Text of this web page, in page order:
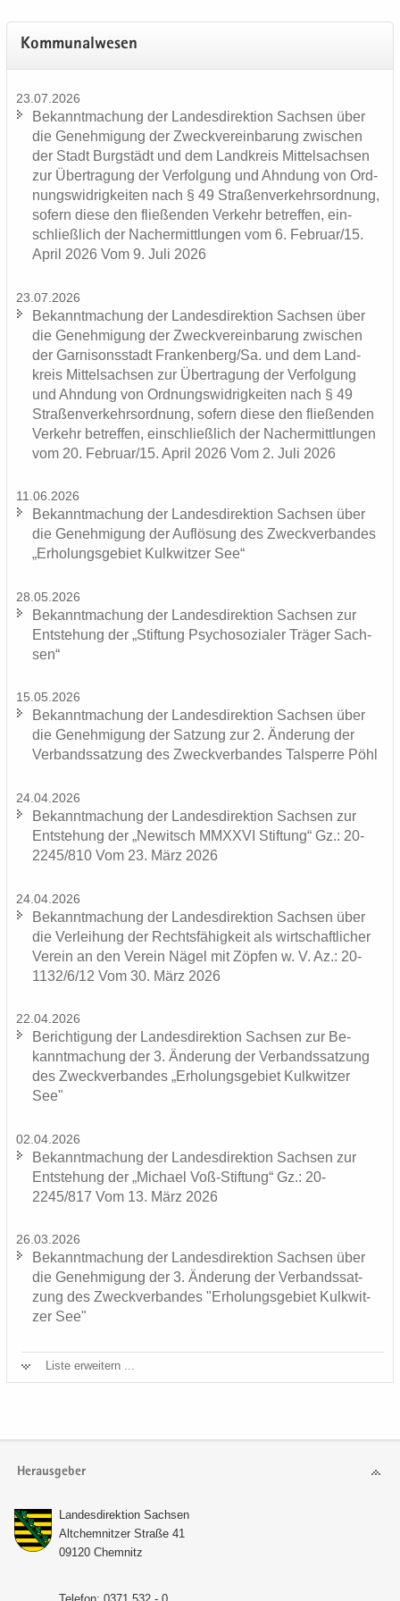
Kom­mu­nal­we­sen
23.07.2026
Be­kannt­ma­chung der Lan­des­di­rek­ti­on Sach­sen über
die Ge­neh­mi­gung der Zweck­ver­ein­ba­rung zwi­schen
der Stadt Burg­städt und dem Land­kreis Mit­tel­sach­sen
zur Über­tra­gung der Ver­fol­gung und Ahn­dung von Ord­
nungs­wid­rig­kei­ten nach § 49 Stra­ßen­ver­kehrs­ord­nung,
so­fern diese den flie­ßen­den Ver­kehr be­tref­fen, ein­
schließ­lich der Nacher­mitt­lun­gen vom 6. Fe­bru­ar/15.
April 2026 Vom 9. Juli 2026
23.07.2026
Be­kannt­ma­chung der Lan­des­di­rek­ti­on Sach­sen über
die Ge­neh­mi­gung der Zweck­ver­ein­ba­rung zwi­schen
der Gar­ni­sons­stadt Fran­ken­berg/Sa. und dem Land­
kreis Mit­tel­sach­sen zur Über­tra­gung der Ver­fol­gung
und Ahn­dung von Ord­nungs­wid­rig­kei­ten nach § 49
Stra­ßen­ver­kehrs­ord­nung, so­fern diese den flie­ßen­den
Ver­kehr be­tref­fen, ein­schließ­lich der Nacher­mitt­lun­gen
vom 20. Fe­bru­ar/15. April 2026 Vom 2. Juli 2026
11.06.2026
Be­kannt­ma­chung der Lan­des­di­rek­ti­on Sach­sen über
die Ge­neh­mi­gung der Auf­lö­sung des Zweck­ver­ban­des
„Er­ho­lungs­ge­biet Kulk­wit­zer See“
28.05.2026
Be­kannt­ma­chung der Lan­des­di­rek­ti­on Sach­sen zur
Ent­ste­hung der „Stif­tung Psy­cho­so­zia­ler Trä­ger Sach­
sen“
15.05.2026
Be­kannt­ma­chung der Lan­des­di­rek­ti­on Sach­sen über
die Ge­neh­mi­gung der Sat­zung zur 2. Än­de­rung der
Ver­bands­sat­zung des Zweck­ver­ban­des Tal­sper­re Pöhl
24.04.2026
Be­kannt­ma­chung der Lan­des­di­rek­ti­on Sach­sen zur
Ent­ste­hung der „Ne­witsch MMXXVI Stif­tung“ Gz.: 20-
2245/810 Vom 23. März 2026
24.04.2026
Be­kannt­ma­chung der Lan­des­di­rek­ti­on Sach­sen über
die Ver­lei­hung der Rechts­fä­hig­keit als wirt­schaft­li­cher
Ver­ein an den Ver­ein Nägel mit Zöp­fen w. V. Az.: 20-
1132/6/12 Vom 30. März 2026
22.04.2026
Be­rich­ti­gung der Lan­des­di­rek­ti­on Sach­sen zur Be­
kannt­ma­chung der 3. Än­de­rung der Ver­bands­sat­zung
des Zweck­ver­ban­des „Er­ho­lungs­ge­biet Kulk­wit­zer
See"
02.04.2026
Be­kannt­ma­chung der Lan­des­di­rek­ti­on Sach­sen zur
Ent­ste­hung der „Mi­cha­el Voß-​Stiftung“ Gz.: 20-
2245/817 Vom 13. März 2026
26.03.2026
Be­kannt­ma­chung der Lan­des­di­rek­ti­on Sach­sen über
die Ge­neh­mi­gung der 3. Än­de­rung der Ver­bands­sat­
zung des Zweck­ver­ban­des "Er­ho­lungs­ge­biet Kulk­wit­
zer See"
Liste er­wei­tern ...
Herausgeber
Lan­des­di­rek­ti­on Sach­sen
Alt­chem­nit­zer Stra­ße 41
09120 Chem­nitz